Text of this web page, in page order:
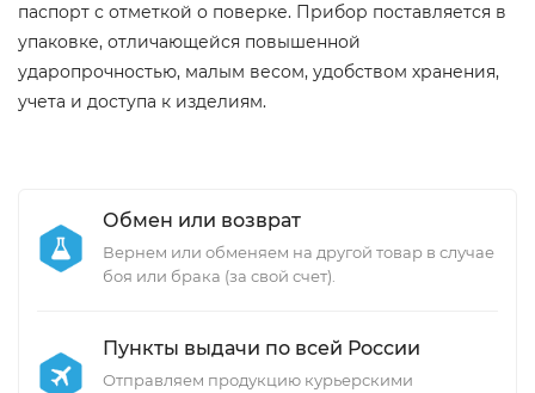
паспорт с отметкой о поверке. Прибор поставляется в
упаковке, отличающейся повышенной
ударопрочностью, малым весом, удобством хранения,
учета и доступа к изделиям.
Обмен или возврат
Вернем или обменяем на другой товар в случае
боя или брака (за свой счет).
Пункты выдачи по всей России
Отправляем продукцию курьерскими